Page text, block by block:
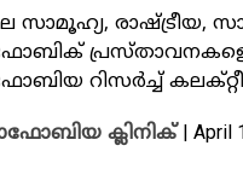
സാമൂഹ്യ, രാഷ്ട്രീയ,
റിസർച്ച്
ക്ലിനിക് | April